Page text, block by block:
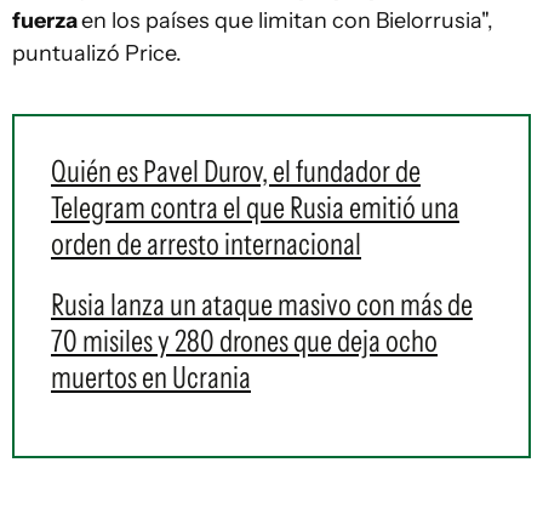
fuerzaen los países que limitan con Bielorrusia",
puntualizó Price.
Quién es Pavel Durov, el fundador de
Telegram contra el que Rusia emitió una
orden de arresto internacional
Rusia lanza un ataque masivo con más de
70 misiles y 280 drones que deja ocho
muertos en Ucrania